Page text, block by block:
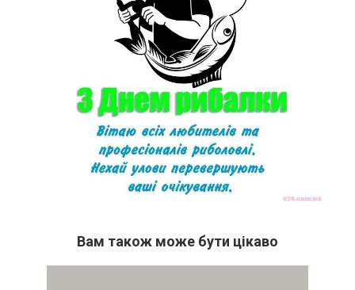
Вам також може бути цікаво